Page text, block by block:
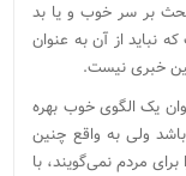
بحث بر سر خوب و یا بد
نباید از آن به عنوان
خبری نیست.
یک الگوی خوب بهره
ولی به واقع چنین
مردم نمی‌گویند، با